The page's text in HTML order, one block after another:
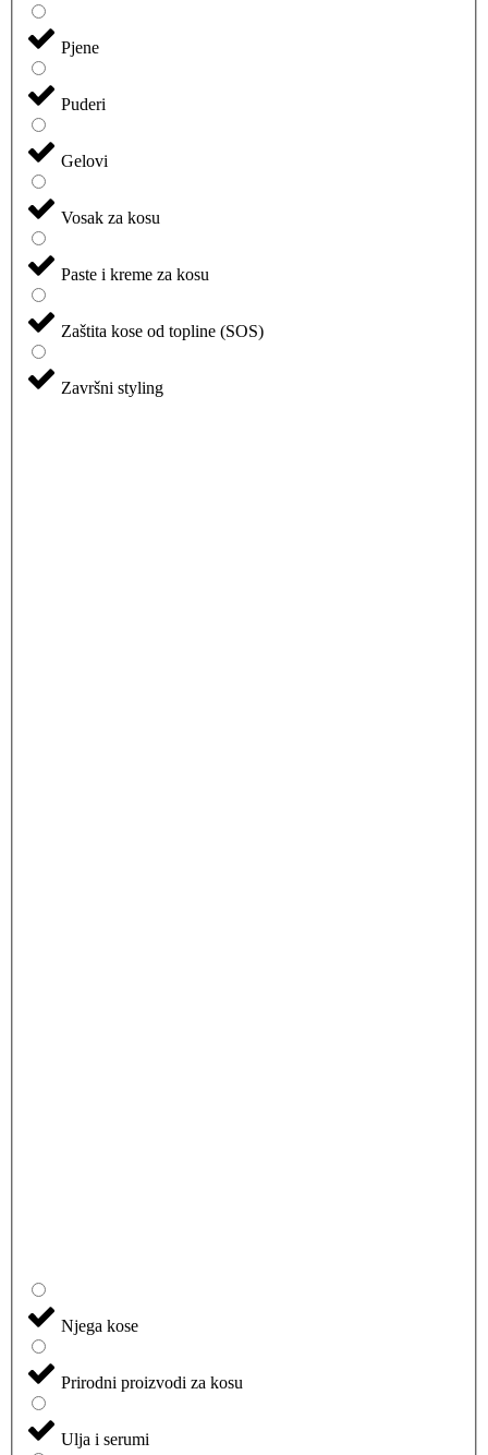
Pjene
Puderi
Gelovi
Vosak za kosu
Paste i kreme za kosu
Zaštita kose od topline (SOS)
Završni styling
Njega kose
Prirodni proizvodi za kosu
Ulja i serumi